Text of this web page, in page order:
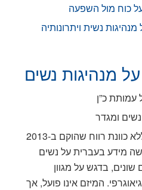
כוח מול השפעה
מנהיגות נשית ויתרונותיה
מנהיגות נשים
עמותת כ”ן
ומגדר
– פרויקט ללא כוונת רווח שהוקם ב-2013
מידע בעברית על נשים
בדגש על מגוון
המיזם אינו פועל, אך